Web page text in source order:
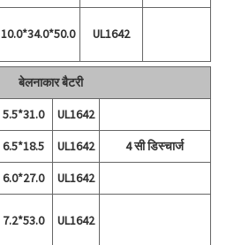
10.0*34.0*50.0 UL1642
बेलनाकार बैटरी
5.5*31.0
UL1642
6.5*18.5 UL1642
4 सी डिस्चार्ज
6.0*27.0 UL1642
7.2*53.0 UL1642